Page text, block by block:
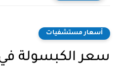
أسعار مستشفيات
سعر الكبسولة